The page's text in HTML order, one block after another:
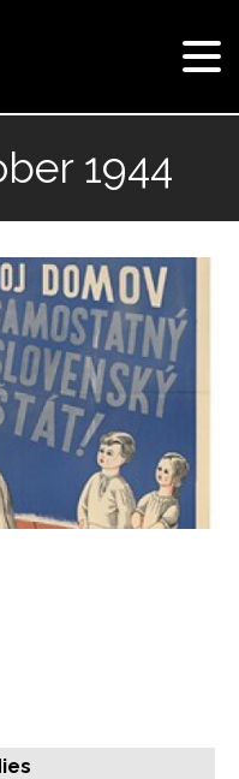
1944